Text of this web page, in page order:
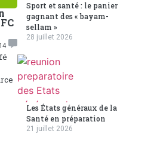
Sport et santé : le panier
gagnant des « bayam-
sellam »
28 juillet 2026
Les États généraux de la
Santé en préparation
21 juillet 2026